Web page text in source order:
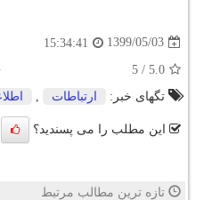
1399/05/03
15:34:41
5.0
/
5
تگهای خبر:
ارتباطات
این مطلب را می پسندید؟
تازه ترین مطالب مرتبط